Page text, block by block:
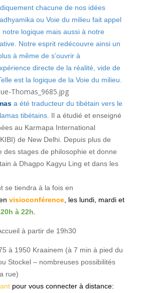
chacune de nos idées
ou Voie du milieu fait appel
logique mais aussi à notre
Notre esprit redécouvre ainsi un
à même de s’ouvrir à
directe de la réalité, vide de
est la logique de la Voie du milieu.
a été traducteur du tibétain vers le
tibétains. Il a étudié et enseigné
au Karmapa International
de New Delhi. Depuis plus de
des stages de philosophie et donne
à Dhagpo Kagyu Ling et dans les
se tiendra à la fois en
visioconférence, les lundi, mardi et
à 22h
à partir de 19h30
à 1950 Kraainem (à 7 min à pied du
Stockel – nombreuses possibilités
rue)
pour vous connecter à distance: